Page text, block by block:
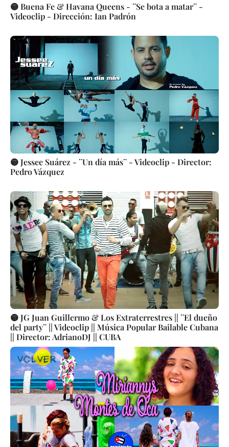
🟡 Buena Fe & Havana Queens - ¨Se bota a matar¨ -
Videoclip - Dirección: Ian Padrón
🟡 Jessee Suárez - ¨Un día más¨ - Videoclip - Director:
Pedro Vázquez
🟡 JG Juan Guillermo & Los Extraterrestres || ¨El dueño
del party¨ || Videoclip || Música Popular Bailable Cubana
|| Director: AdrianoDJ || CUBA